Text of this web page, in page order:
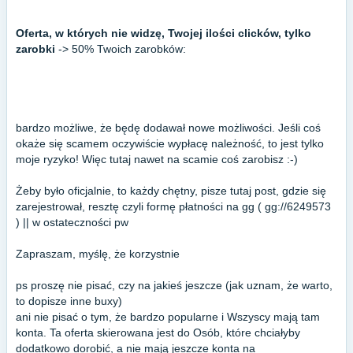
Oferta, w których nie widzę, Twojej ilości clicków, tylko
zarobki -> 50% Twoich zarobków:
bardzo możliwe, że będę dodawał nowe możliwości. Jeśli coś
okaże się scamem oczywiście wypłacę należność, to jest tylko
moje ryzyko! Więc tutaj nawet na scamie coś zarobisz :-)
Żeby było oficjalnie, to każdy chętny, pisze tutaj post, gdzie się
zarejestrował, resztę czyli formę płatności na gg ( gg://6249573
) || w ostateczności pw
Zapraszam, myślę, że korzystnie
ps proszę nie pisać, czy na jakieś jeszcze (jak uznam, że warto,
to dopisze inne buxy)
ani nie pisać o tym, że bardzo popularne i Wszyscy mają tam
konta. Ta oferta skierowana jest do Osób, które chciałyby
dodatkowo dorobić, a nie mają jeszcze konta na